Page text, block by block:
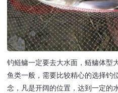
钓鲢鳙一定要去大水面，鲢鳙体型
鱼类一般，需要比较精心的选择钓
念，凡是开阔的位置，达到一定的